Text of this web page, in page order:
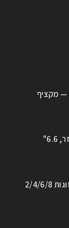
— מקציף
סמסונג Galaxy A42 5G משוחזר, 6.6"
טבעת נירוסטה חלקה זהובה לזוגות 2/4/6/8